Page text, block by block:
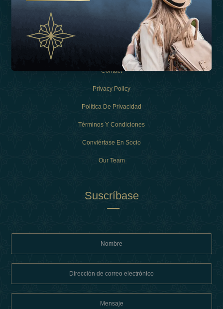
Contact
Privacy Policy
Política De Privacidad
Términos Y Condiciones
Conviértase En Socio
Our Team
Suscríbase